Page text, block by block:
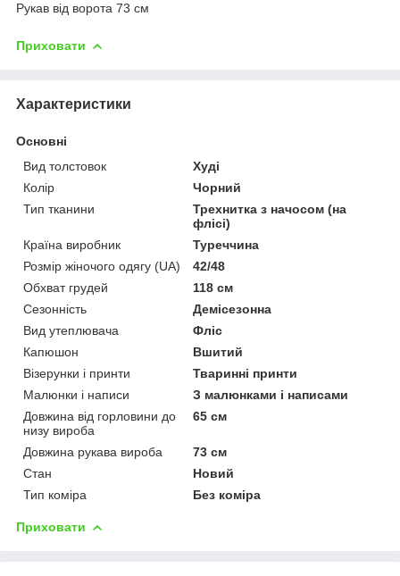
Рукав від ворота 73 см
Приховати
Характеристики
Основні
Вид толстовок
Худі
Колір
Чорний
Тип тканини
Трехнитка з начосом (на
флісі)
Країна виробник
Туреччина
Розмір жіночого одягу (UA)
42/48
Обхват грудей
118 см
Сезонність
Демісезонна
Вид утеплювача
Фліс
Капюшон
Вшитий
Візерунки і принти
Тваринні принти
Малюнки і написи
З малюнками і написами
Довжина від горловини до
низу вироба
65 см
Довжина рукава вироба
73 см
Стан
Новий
Тип коміра
Без коміра
Приховати